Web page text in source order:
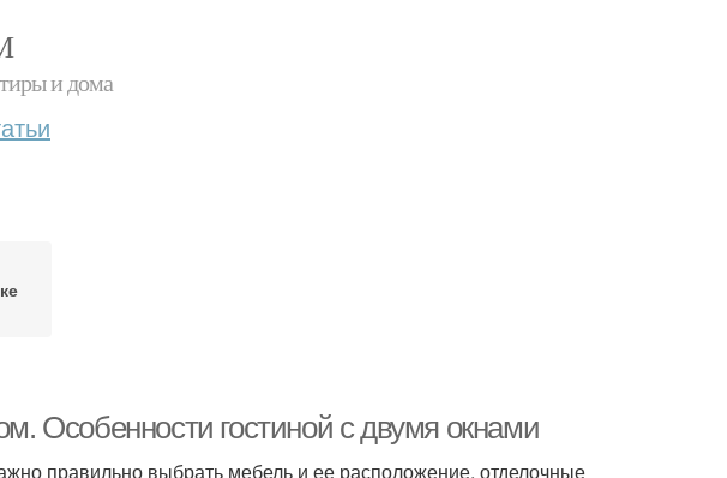
и дома
Особенности гостиной с двумя окнами
правильно выбрать мебель и ее расположение, отделочные